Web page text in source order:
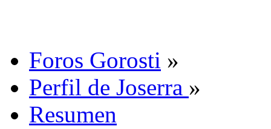
Foros Gorosti »
Perfil de Joserra »
Resumen